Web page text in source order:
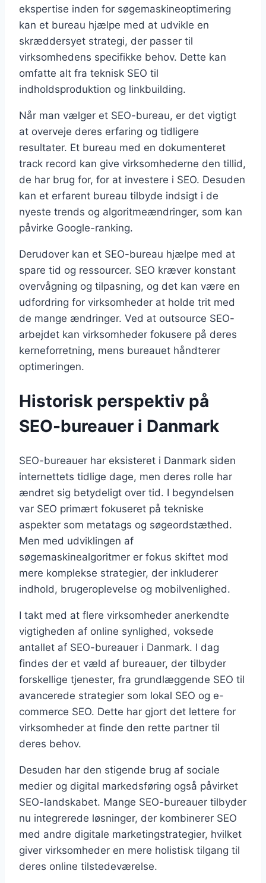
ekspertise inden for søgemaskineoptimering
kan et bureau hjælpe med at udvikle en
skræddersyet strategi, der passer til
virksomhedens specifikke behov. Dette kan
omfatte alt fra teknisk SEO til
indholdsproduktion og linkbuilding.
Når man vælger et SEO-bureau, er det vigtigt
at overveje deres erfaring og tidligere
resultater. Et bureau med en dokumenteret
track record kan give virksomhederne den tillid,
de har brug for, for at investere i SEO. Desuden
kan et erfarent bureau tilbyde indsigt i de
nyeste trends og algoritmeændringer, som kan
påvirke Google-ranking.
Derudover kan et SEO-bureau hjælpe med at
spare tid og ressourcer. SEO kræver konstant
overvågning og tilpasning, og det kan være en
udfordring for virksomheder at holde trit med
de mange ændringer. Ved at outsource SEO-
arbejdet kan virksomheder fokusere på deres
kerneforretning, mens bureauet håndterer
optimeringen.
Historisk perspektiv på
SEO-bureauer i Danmark
SEO-bureauer har eksisteret i Danmark siden
internettets tidlige dage, men deres rolle har
ændret sig betydeligt over tid. I begyndelsen
var SEO primært fokuseret på tekniske
aspekter som metatags og søgeordstæthed.
Men med udviklingen af
søgemaskinealgoritmer er fokus skiftet mod
mere komplekse strategier, der inkluderer
indhold, brugeroplevelse og mobilvenlighed.
I takt med at flere virksomheder anerkendte
vigtigheden af online synlighed, voksede
antallet af SEO-bureauer i Danmark. I dag
findes der et væld af bureauer, der tilbyder
forskellige tjenester, fra grundlæggende SEO til
avancerede strategier som lokal SEO og e-
commerce SEO. Dette har gjort det lettere for
virksomheder at finde den rette partner til
deres behov.
Desuden har den stigende brug af sociale
medier og digital markedsføring også påvirket
SEO-landskabet. Mange SEO-bureauer tilbyder
nu integrerede løsninger, der kombinerer SEO
med andre digitale marketingstrategier, hvilket
giver virksomheder en mere holistisk tilgang til
deres online tilstedeværelse.